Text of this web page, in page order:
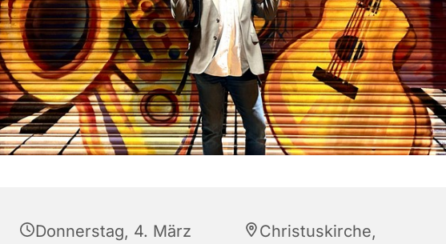
Donnerstag, 4. März
Christuskirche,